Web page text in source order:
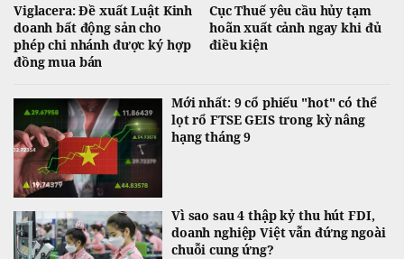
Viglacera: Đề xuất Luật Kinh
doanh bất động sản cho
phép chi nhánh được ký hợp
đồng mua bán
Cục Thuế yêu cầu hủy tạm
hoãn xuất cảnh ngay khi đủ
điều kiện
Mới nhất: 9 cổ phiếu "hot" có thể
lọt rổ FTSE GEIS trong kỳ nâng
hạng tháng 9
Vì sao sau 4 thập kỷ thu hút FDI,
doanh nghiệp Việt vẫn đứng ngoài
chuỗi cung ứng?